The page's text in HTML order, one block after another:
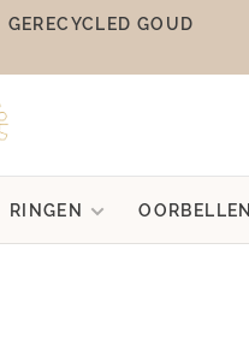
GERECYCLED GOUD
RINGEN OORBELLEN